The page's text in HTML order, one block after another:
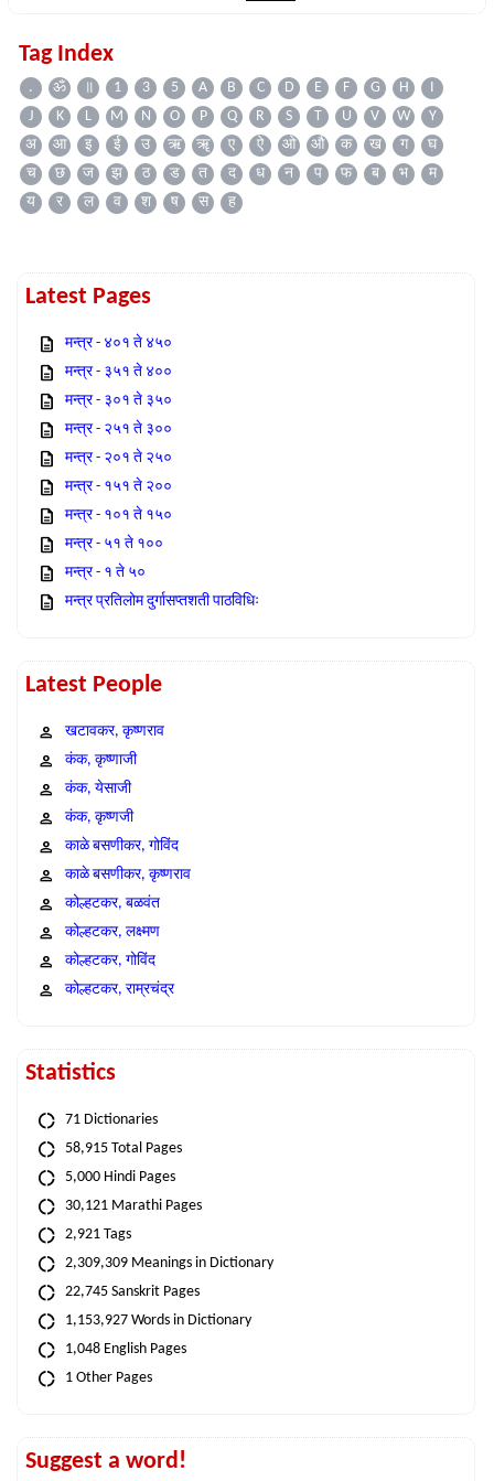
Tag Index
. ॐ ॥ 1 3 5 A B C D E F G H
I
J
K L M N O P Q R S T U V W
Y
अ
आ इ ई उ ऋ ॠ ए ऐ ओ औ क ख ग
घ
च
छ ज झ ठ ड त द ध न प फ ब भ
म
य
र ल व श ष स ह
Latest Pages
मन्त्र - ४०१ ते ४५०
मन्त्र - ३५१ ते ४००
मन्त्र - ३०१ ते ३५०
मन्त्र - २५१ ते ३००
मन्त्र - २०१ ते २५०
मन्त्र - १५१ ते २००
मन्त्र - १०१ ते १५०
मन्त्र - ५१ ते १००
मन्त्र - १ ते ५०
मन्त्र प्रतिलोम दुर्गासप्तशती पाठविधिः
Latest People
खटावकर, कृष्णराव
कंक, कृष्णाजी
कंक, येसाजी
कंक, कृष्णजी
काळे बसणीकर, गोविंद
काळे बसणीकर, कृष्णराव
कोल्हटकर, बळवंत
कोल्हटकर, लक्ष्मण
कोल्हटकर, गोविंद
कोल्हटकर, राम्रचंद्र
Statistics
71 Dictionaries
58,915 Total Pages
5,000 Hindi Pages
30,121 Marathi Pages
2,921 Tags
2,309,309 Meanings in Dictionary
22,745 Sanskrit Pages
1,153,927 Words in Dictionary
1,048 English Pages
1 Other Pages
Suggest a word!